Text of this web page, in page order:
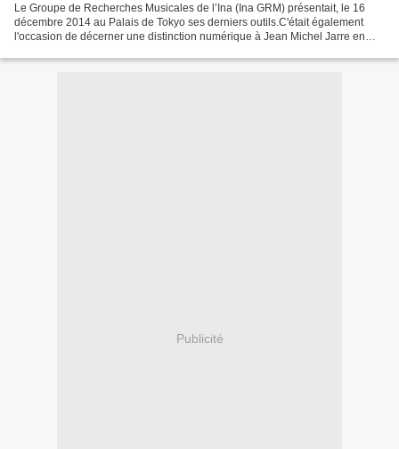
Le Groupe de Recherches Musicales de l’Ina (Ina GRM) présentait, le 16
décembre 2014 au Palais de Tokyo ses derniers outils.C'était également
l'occasion de décerner une distinction numérique à Jean Michel Jarre en
Publicité